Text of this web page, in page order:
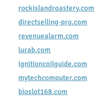
rockislandroastery.com
directselling-pro.com
revenuealarm.com
lurab.com
ignitioncoilguide.com
mytechcomputer.com
bioslot168.com